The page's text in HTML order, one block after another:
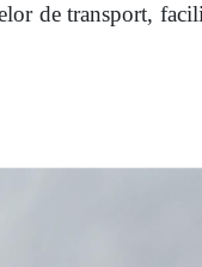
de transport,